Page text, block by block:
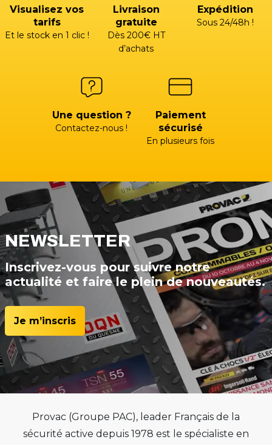
Visualisez vos
tarifs
Et le stock en 1 clic !
Livraison
gratuite
Dès 200€ HT
d’achats
Expédition
Sous 24/48h !
Une question ?
Contactez-nous !
Paiement
sécurisé
En plusieurs fois
NEWSLETTER
Inscrivez-vous pour suivre notre
actualité et faire le plein de nouveautés.
Je m’inscris
Provac (Groupe PAC), leader Français de la
sécurité active depuis 1978 est le spécialiste en